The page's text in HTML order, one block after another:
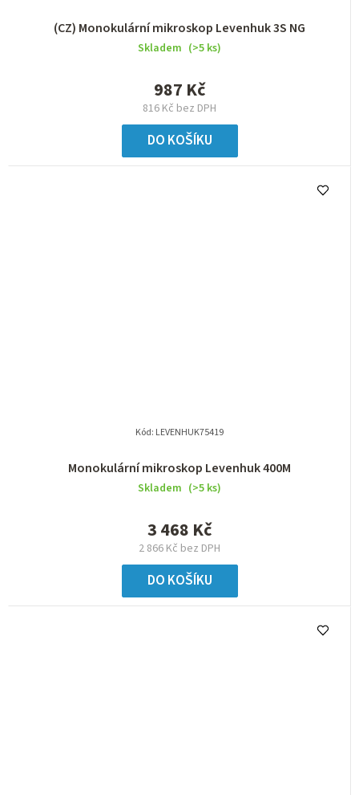
(CZ) Monokulární mikroskop Levenhuk 3S NG
Skladem (>5 ks)
816 Kč bez DPH
987 Kč
DO KOŠÍKU
Monokulární mikroskop Levenhuk 400M
Skladem (>5 ks)
2 866 Kč bez DPH
3 468 Kč
DO KOŠÍKU
Kód: LEVENHUK75419